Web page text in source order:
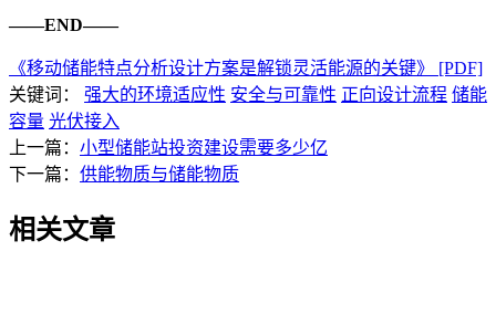
——END——
《移动储能特点分析设计方案是解锁灵活能源的关键》 [PDF]
关键词： 强大的环境适应性 安全与可靠性 正向设计流程 储能
容量 光伏接入
上一篇： 小型储能站投资建设需要多少亿
下一篇： 供能物质与储能物质
相关文章